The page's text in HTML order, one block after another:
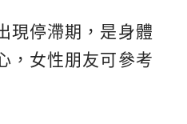
現停滯期，是身體
，女性朋友可參考